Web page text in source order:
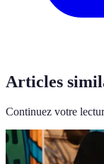
Articles
Continuez votre